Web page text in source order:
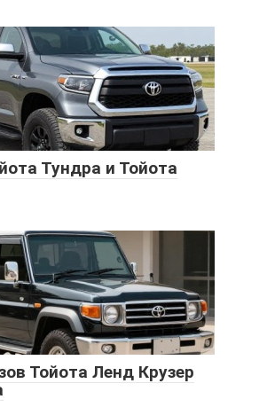
Тундра и Тойота
Тойота Ленд Крузер